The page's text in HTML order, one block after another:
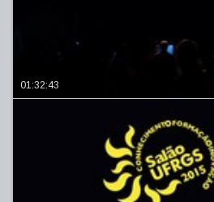
01:32:43